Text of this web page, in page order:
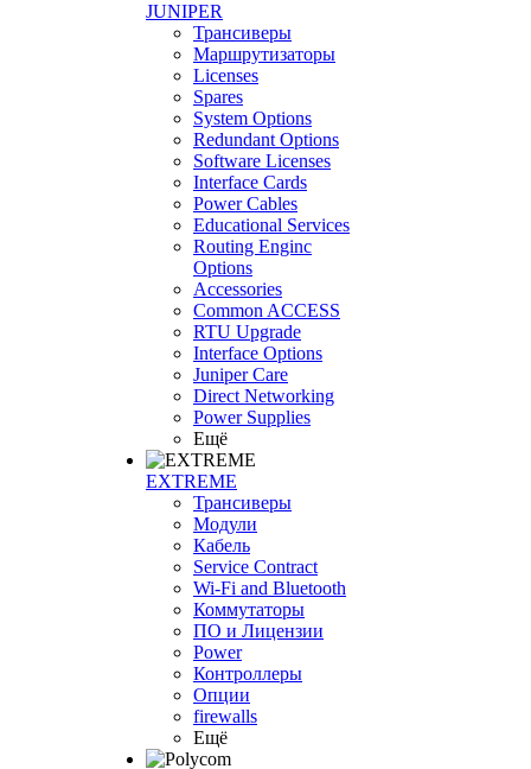
JUNIPER
Трансиверы
Маршрутизаторы
Licenses
Spares
System Options
Redundant Options
Software Licenses
Interface Cards
Power Cables
Educational Services
Routing Enginc
Options
Accessories
Common ACCESS
RTU Upgrade
Interface Options
Juniper Care
Direct Networking
Power Supplies
Ещё
EXTREME
Трансиверы
Модули
Кабель
Service Contract
Wi-Fi and Bluetooth
Коммутаторы
ПО и Лицензии
Power
Контроллеры
Опции
firewalls
Ещё